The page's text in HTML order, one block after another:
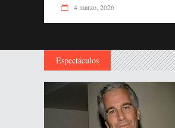
4 marzo, 2026
Espectáculos